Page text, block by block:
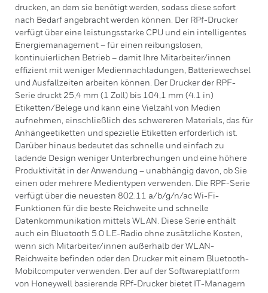
drucken, an dem sie benötigt werden, sodass diese sofort
nach Bedarf angebracht werden können. Der RPf-Drucker
verfügt über eine leistungsstarke CPU und ein intelligentes
Energiemanagement – für einen reibungslosen,
kontinuierlichen Betrieb – damit Ihre Mitarbeiter/innen
effizient mit weniger Mediennachladungen, Batteriewechsel
und Ausfallzeiten arbeiten können. Der Drucker der RPF-
Serie druckt 25,4 mm (1 Zoll) bis 104,1 mm (4.1 in)
Etiketten/Belege und kann eine Vielzahl von Medien
aufnehmen, einschließlich des schwereren Materials, das für
Anhängeetiketten und spezielle Etiketten erforderlich ist.
Darüber hinaus bedeutet das schnelle und einfach zu
ladende Design weniger Unterbrechungen und eine höhere
Produktivität in der Anwendung – unabhängig davon, ob Sie
einen oder mehrere Medientypen verwenden. Die RPF-Serie
verfügt über die neuesten 802.11 a/b/g/n/ac Wi-Fi-
Funktionen für die beste Reichweite und schnelle
Datenkommunikation mittels WLAN. Diese Serie enthält
auch ein Bluetooth 5.0 LE-Radio ohne zusätzliche Kosten,
wenn sich Mitarbeiter/innen außerhalb der WLAN-
Reichweite befinden oder den Drucker mit einem Bluetooth-
Mobilcomputer verwenden. Der auf der Softwareplattform
von Honeywell basierende RPf-Drucker bietet IT-Managern